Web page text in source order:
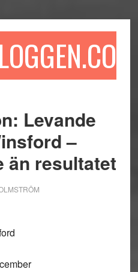
Levande
–
än resultatet